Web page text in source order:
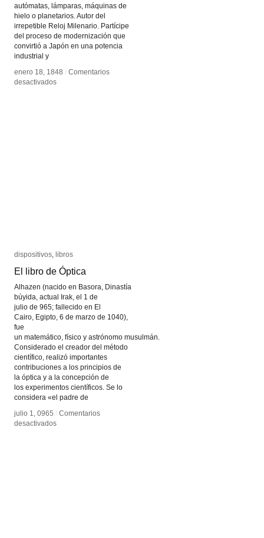
autómatas, lámparas, máquinas de
hielo o planetarios. Autor del
irrepetible Reloj Milenario. Partícipe
del proceso de modernización que
convirtió a Japón en una potencia
industrial y
enero 18, 1848 / Comentarios
desactivadosen
enero 18, 1848 / Comentarios
desactivadosen
dispositivos libros
El libro de Óptica
Alhazen (nacido en Basora, Dinastía
búyida, actual Irak, el 1 de
julio de 965; fallecido en El
Cairo, Egipto, 6 de marzo de 1040),
fue
un matemático, físico y astrónomo musulmán.
Considerado el creador del método
científico, realizó importantes
contribuciones a los principios de
la óptica y a la concepción de
los experimentos científicos. Se lo
considera «el padre de
julio 1, 0965 / Comentarios
desactivadosen
dispositivos libros
El libro de Óptica
julio 1, 0965 Comentarios desactivados